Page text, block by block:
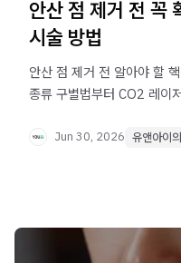
안산 점 제거 전 꼭
시술 방법
안산 점 제거 전 알아야 할
종류 구별법부터 CO2 레이
Jun 30, 2026 유앤아이